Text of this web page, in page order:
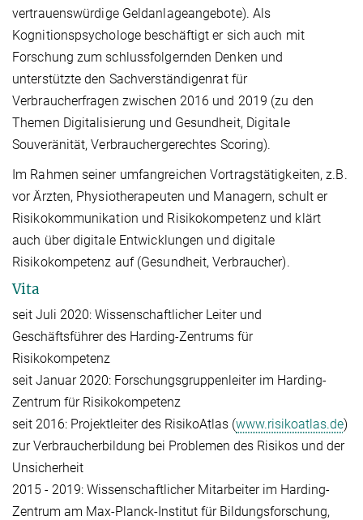
vertrauenswürdige Geldanlageangebote). Als
Kognitionspsychologe beschäftigt er sich auch mit
Forschung zum schlussfolgernden Denken und
unterstützte den Sachverständigenrat für
Verbraucherfragen zwischen 2016 und 2019 (zu den
Themen Digitalisierung und Gesundheit, Digitale
Souveränität, Verbrauchergerechtes Scoring).
Im Rahmen seiner umfangreichen Vortragstätigkeiten, z.B.
vor Ärzten, Physiotherapeuten und Managern, schult er
Risikokommunikation und Risikokompetenz und klärt
auch über digitale Entwicklungen und digitale
Risikokompetenz auf (Gesundheit, Verbraucher).
Vita
seit Juli 2020: Wissenschaftlicher Leiter und
Geschäftsführer des Harding-Zentrums für
Risikokompetenz
seit Januar 2020: Forschungsgruppenleiter im Harding-
Zentrum für Risikokompetenz
seit 2016: Projektleiter des RisikoAtlas (www.risikoatlas.de)
zur Verbraucherbildung bei Problemen des Risikos und der
Unsicherheit
2015 - 2019: Wissenschaftlicher Mitarbeiter im Harding-
Zentrum am Max-Planck-Institut für Bildungsforschung,